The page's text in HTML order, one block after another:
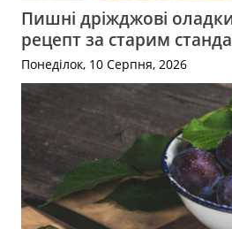
Пишні дріжджові
рецепт за старим
Понеділок, 10 Серпня, 2026